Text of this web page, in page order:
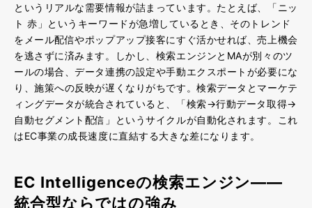
というリアルな需要情報が詰まっています。 たとえば、「ニッ
ト 赤」というキーワードが急増しているとき、そのトレンド
をメール配信やポップアップ接客にすぐ活かせれば、売上機会
を逃さずに済みます。
しかし、 検索エンジンとMAが別々のツ
ールの場合、データ連携の設定や手動エクスポートが必要にな
り、施策への反映が遅くなりがちです。検索データとマーケテ
ィングデータが統合されていると、
「検索→行動データ取得→
自動セグメント配信」というサイクルが自動化され ます。これ
はEC事業の成長速度に直結する大きな差になります。
EC Intelligenceの検索エンジン——
統合型ならではの強み